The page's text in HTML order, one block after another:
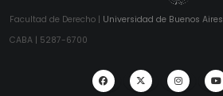
Facultad de Derecho | Universidad de Buenos Aires
CABA | 5287-6700